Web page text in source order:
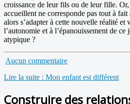
croissance de leur fils ou de leur fille.
accueillent ne corresponde pas tout à
alors s’adapter à cette nouvelle réalité et
l’autonomie et à l’épanouissement de
atypique ?
Aucun commentaire
Lire la suite : Mon enfant est différent
Construire des